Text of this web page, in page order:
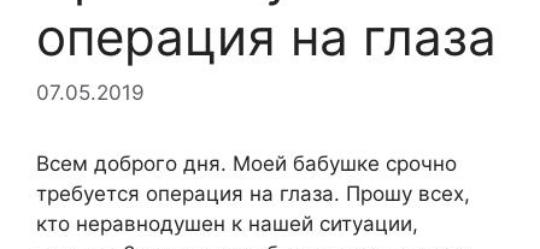
операция на глаза
07.05.2019
Всем доброго дня. Моей бабушке срочно
требуется операция на глаза. Прошу всех,
кто неравнодушен к нашей ситуации,